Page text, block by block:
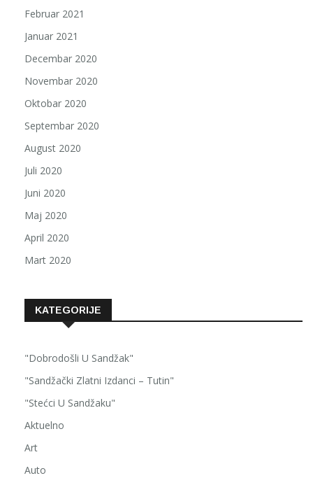
Februar 2021
Januar 2021
Decembar 2020
Novembar 2020
Oktobar 2020
Septembar 2020
August 2020
Juli 2020
Juni 2020
Maj 2020
April 2020
Mart 2020
KATEGORIJE
"Dobrodošli U Sandžak"
"Sandžački Zlatni Izdanci – Tutin"
"Stećci U Sandžaku"
Aktuelno
Art
Auto